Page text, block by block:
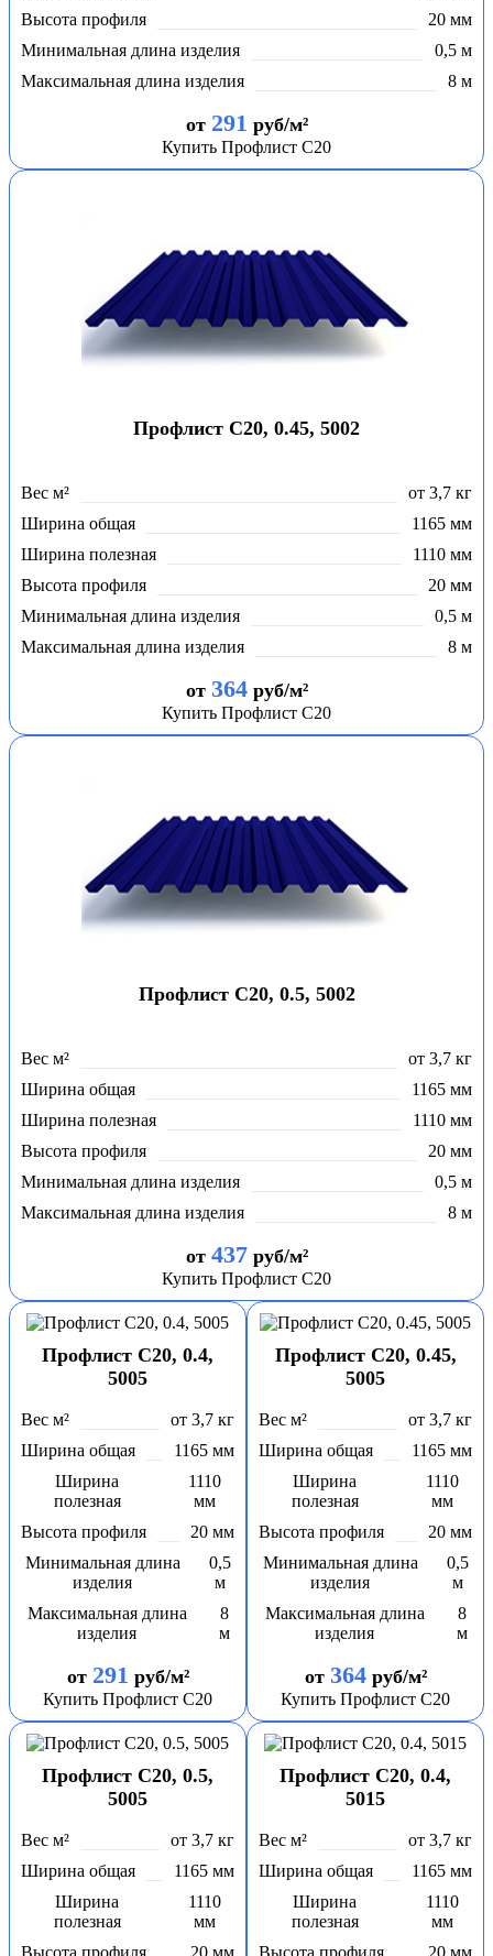
Высота профиля
20 мм
Минимальная длина изделия
0,5 м
Максимальная длина изделия
8 м
от 291 руб/м²
Купить Профлист С20
Профлист С20, 0.45, 5002
Вес м²
от 3,7 кг
Ширина общая
1165 мм
Ширина полезная
1110 мм
Высота профиля
20 мм
Минимальная длина изделия
0,5 м
Максимальная длина изделия
8 м
от 364руб/м²
Купить Профлист С20
Профлист С20, 0.5, 5002
Вес м²
от 3,7 кг
Ширина общая
1165 мм
Ширина полезная
1110 мм
Высота профиля
20 мм
Минимальная длина изделия
0,5 м
Максимальная длина изделия
8 м
от 437руб/м²
Купить Профлист С20
Профлист С20, 0.4,
5005
Вес м²
от 3,7 кг
Ширина общая
1165 мм
Ширина
полезная
1110
мм
Высота профиля
20 мм
Минимальная длина
изделия
0,5
м
Максимальная длина
изделия
8
м
от 291 руб/м²
Купить Профлист С20
Профлист С20, 0.45,
5005
Вес м²
от 3,7 кг
Ширина общая
1165 мм
Ширина
полезная
1110
мм
Высота профиля
20 мм
Минимальная длина
изделия
0,5
м
Максимальная длина
изделия
8
м
от 364руб/м²
Купить Профлист С20
Профлист С20, 0.5,
5005
Вес м²
от 3,7 кг
Ширина общая
1165 мм
Ширина
полезная
1110
мм
Профлист С20, 0.4,
5015
Вес м²
от 3,7 кг
Ширина общая
1165 мм
Ширина
полезная
1110
мм